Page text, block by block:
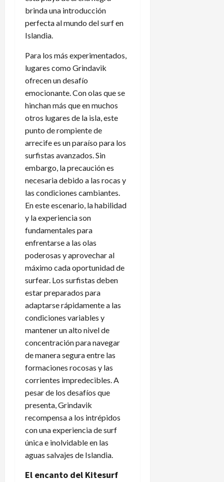
brinda una introducción
perfecta al mundo del surf en
Islandia.
Para los más experimentados,
lugares como Grindavik
ofrecen un desafío
emocionante. Con olas que se
hinchan más que en muchos
otros lugares de la isla, este
punto de rompiente de
arrecife es un paraíso para los
surfistas avanzados. Sin
embargo, la precaución es
necesaria debido a las rocas y
las condiciones cambiantes.
En este escenario, la habilidad
y la experiencia son
fundamentales para
enfrentarse a las olas
poderosas y aprovechar al
máximo cada oportunidad de
surfear. Los surfistas deben
estar preparados para
adaptarse rápidamente a las
condiciones variables y
mantener un alto nivel de
concentración para navegar
de manera segura entre las
formaciones rocosas y las
corrientes impredecibles. A
pesar de los desafíos que
presenta, Grindavik
recompensa a los intrépidos
con una experiencia de surf
única e inolvidable en las
aguas salvajes de Islandia.
El encanto del Kitesurf